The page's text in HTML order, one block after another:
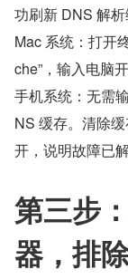
功刷新 DNS 解析
Mac 系统：打开
che”，输入电脑
手机系统：无需
NS 缓存。清除
开，说明故障已
第三步
器，排